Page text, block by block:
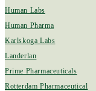
Human Labs
Human Pharma
Karlskoga Labs
Landerlan
Prime Pharmaceuticals
Rotterdam Pharmaceutical